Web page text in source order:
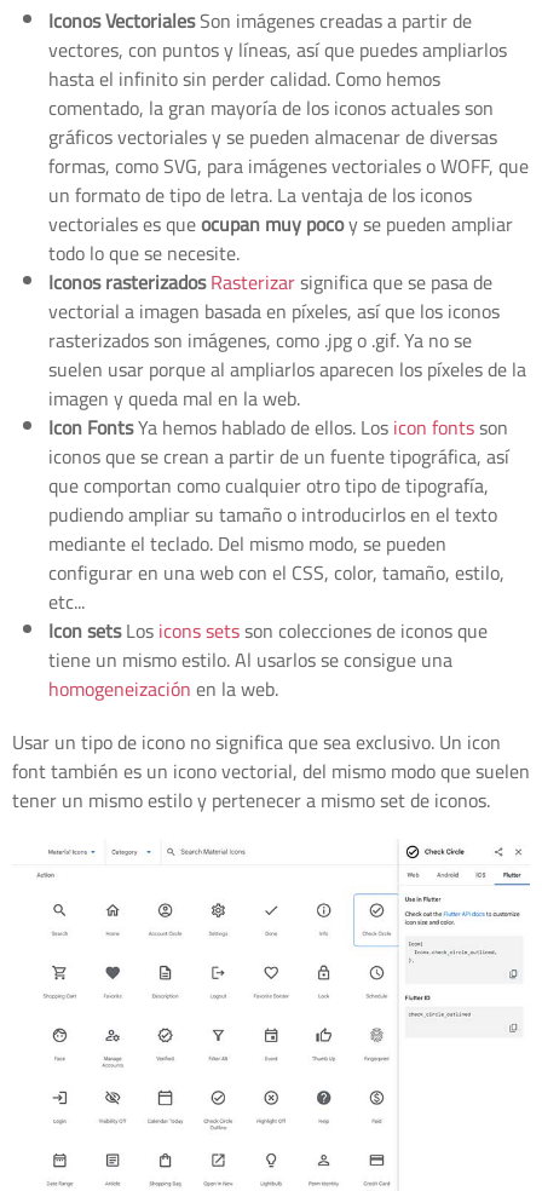
Iconos VectorialesSon imágenes creadas a partir de
vectores, con puntos y líneas, así que puedes ampliarlos
hasta el infinito sin perder calidad. Como hemos
comentado, la gran mayoría de los iconos actuales son
gráficos vectoriales y se pueden almacenar de diversas
formas, como SVG, para imágenes vectoriales o WOFF, que
un formato de tipo de letra. La ventaja de los iconos
vectoriales es queocupan muy pocoy se pueden ampliar
todo lo que se necesite.
Iconos rasterizadosRasterizarsignifica que se pasa de
vectorial a imagen basada en píxeles, así que los iconos
rasterizados son imágenes, como .jpg o .gif. Ya no se
suelen usar porque al ampliarlos aparecen los píxeles de la
imagen y queda mal en la web.
Icon FontsYa hemos hablado de ellos. Losicon fontsson
iconos que se crean a partir de un fuente tipográfica, así
que comportan como cualquier otro tipo de tipografía,
pudiendo ampliar su tamaño o introducirlos en el texto
mediante el teclado. Del mismo modo, se pueden
configurar en una web con el CSS, color, tamaño, estilo,
etc...
Icon setsLosicons setsson colecciones de iconos que
tiene un mismo estilo. Al usarlos se consigue una
homogeneizaciónen la web.
Usar un tipo de icono no significa que sea exclusivo. Un icon
font también es un icono vectorial, del mismo modo que suelen
tener un mismo estilo y pertenecer a mismo set de iconos.